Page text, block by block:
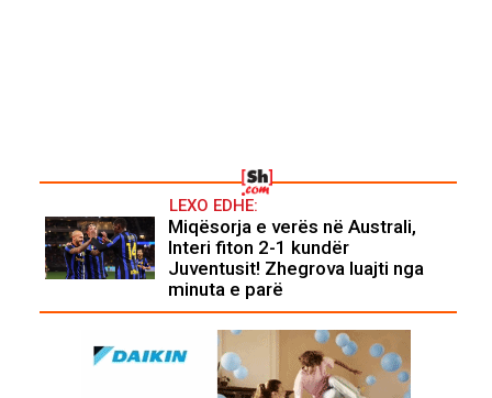
LEXO EDHE:
Miqësorja e verës në Australi,
Interi fiton 2-1 kundër
Juventusit! Zhegrova luajti nga
minuta e parë